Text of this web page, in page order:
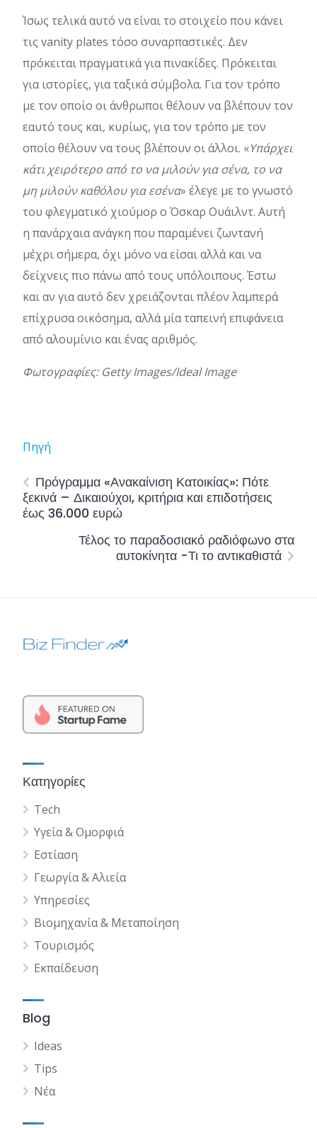
Ίσως τελικά αυτό να είναι το στοιχείο που κάνει
τις vanity plates τόσο συναρπαστικές. Δεν
πρόκειται πραγματικά για πινακίδες. Πρόκειται
για ιστορίες, για ταξικά σύμβολα. Για τον τρόπο
με τον οποίο οι άνθρωποι θέλουν να βλέπουν τον
εαυτό τους και, κυρίως, για τον τρόπο με τον
οποίο θέλουν να τους βλέπουν οι άλλοι. «Υπάρχει
κάτι χειρότερο από το να μιλούν για σένα, το να
μη μιλούν καθόλου για εσένα» έλεγε με το γνωστό
του φλεγματικό χιούμορ ο Όσκαρ Ουάιλντ. Αυτή
η πανάρχαια ανάγκη που παραμένει ζωντανή
μέχρι σήμερα, όχι μόνο να είσαι αλλά και να
δείχνεις πιο πάνω από τους υπόλοιπους. Έστω
και αν για αυτό δεν χρειάζονται πλέον λαμπερά
επίχρυσα οικόσημα, αλλά μία ταπεινή επιφάνεια
από αλουμίνιο και ένας αριθμός.
Φωτογραφίες: Getty Images/Ideal Image
Πηγή
Πρόγραμμα «Ανακαίνιση Κατοικίας»: Πότε
ξεκινά – Δικαιούχοι, κριτήρια και επιδοτήσεις
έως 36.000 ευρώ
Τέλος το παραδοσιακό ραδιόφωνο στα
αυτοκίνητα -Τι το αντικαθιστά
Κατηγορίες
Tech
Υγεία & Ομορφιά
Εστίαση
Γεωργία & Αλιεία
Υπηρεσίες
Βιομηχανία & Μεταποίηση
Τουρισμός
Εκπαίδευση
Blog
Ideas
Tips
Νέα